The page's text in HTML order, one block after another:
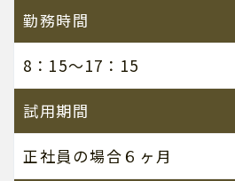
勤務時間
8：15～17：15
試用期間
正社員の場合６ヶ月